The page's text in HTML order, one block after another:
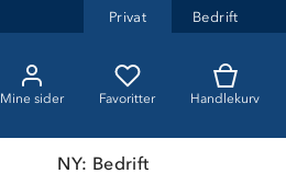
Privat Bedrift
Mine sider Favoritter Handlekurv
NY: Bedrift